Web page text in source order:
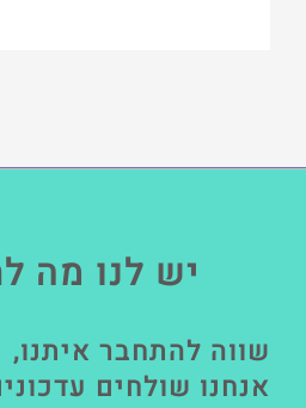
יש לנו מה
שווה להתחבר איתנו,
אנחנו שולחים